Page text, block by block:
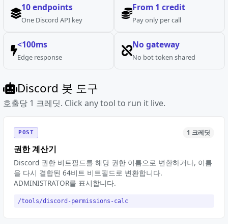
10 endpoints
One Discord API key
From 1 credit
Pay only per call
<100ms
Edge response
No gateway
No bot token shared
Discord 봇 도구
호출당 1 크레딧. Click any tool to run it live.
POST 1 크레딧
권한 계산기
Discord 권한 비트필드를 해당 권한 이름으로 변환하거나, 이름
을 다시 결합된 64비트 비트필드로 변환합니다.
ADMINISTRATOR를 표시합니다.
/tools/discord-permissions-calc